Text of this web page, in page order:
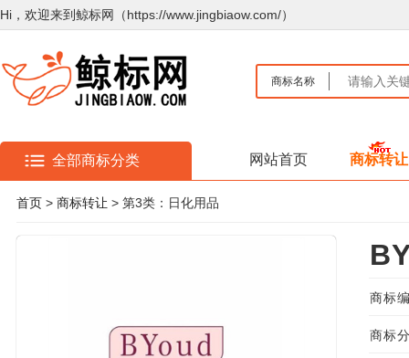
Hi，欢迎来到鲸标网（https://www.jingbiaow.com/）
商标名称
全部商标分类 网站首页 商标转让
首页 > 商标转让 > 第3类：日化用品
商标
商标